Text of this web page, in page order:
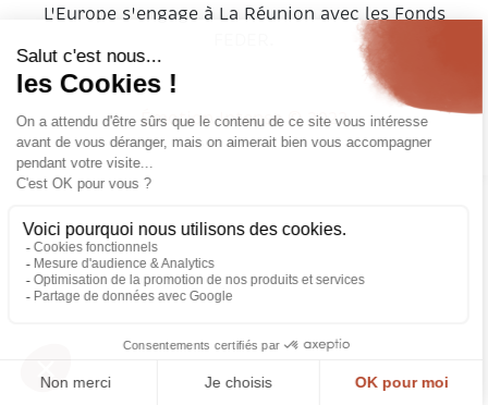
L'Europe s'engage à La Réunion avec les Fonds
Émotion Intense © 2023